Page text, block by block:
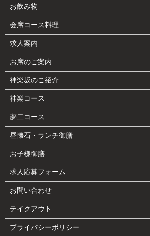
お飲み物
会席コース料理
求人案内
お席のご案内
神楽坂のご紹介
神楽コース
夢二コース
昼懐石・ランチ御膳
お子様御膳
求人応募フォーム
お問い合わせ
テイクアウト
プライバシーポリシー